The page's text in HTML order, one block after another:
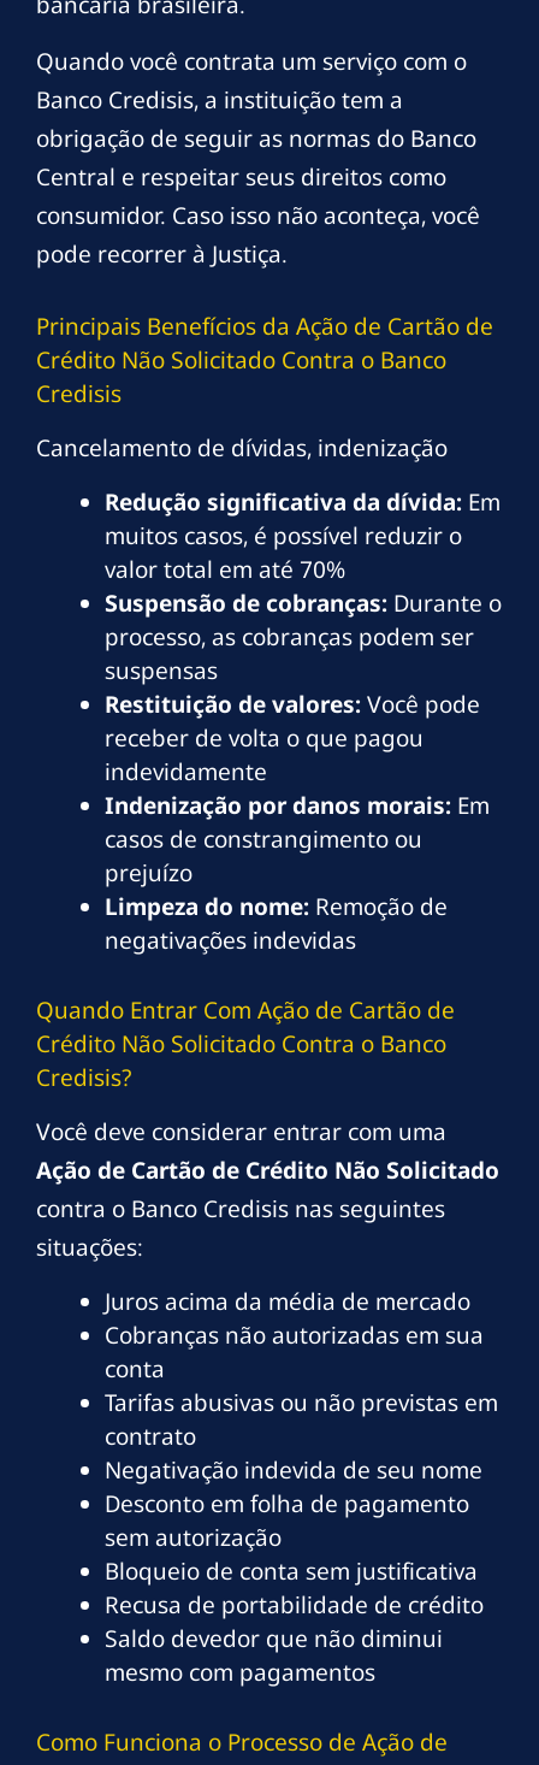
Quando você contrata um serviço com o
Banco Credisis, a instituição tem a
obrigação de seguir as normas do Banco
Central e respeitar seus direitos como
consumidor. Caso isso não aconteça, você
pode recorrer à Justiça.
Principais Benefícios da Ação de Cartão de
Crédito Não Solicitado Contra o Banco
Credisis
Cancelamento de dívidas, indenização
Redução significativa da dívida: Em
muitos casos, é possível reduzir o
valor total em até 70%
Suspensão de cobranças: Durante o
processo, as cobranças podem ser
suspensas
Restituição de valores:Você pode
receber de volta o que pagou
indevidamente
Indenização por danos morais: Em
casos de constrangimento ou
prejuízo
Limpeza do nome: Remoção de
negativações indevidas
Quando Entrar Com Ação de Cartão de
Crédito Não Solicitado Contra o Banco
Credisis?
Você deve considerar entrar com uma
Ação de Cartão de Crédito Não Solicitado
contra o Banco Credisis nas seguintes
situações:
Juros acima da média de mercado
Cobranças não autorizadas em sua
conta
Tarifas abusivas ou não previstas em
contrato
Negativação indevida de seu nome
Desconto em folha de pagamento
sem autorização
Bloqueio de conta sem justificativa
Recusa de portabilidade de crédito
Saldo devedor que não diminui
mesmo com pagamentos
Como Funciona o Processo de Ação de